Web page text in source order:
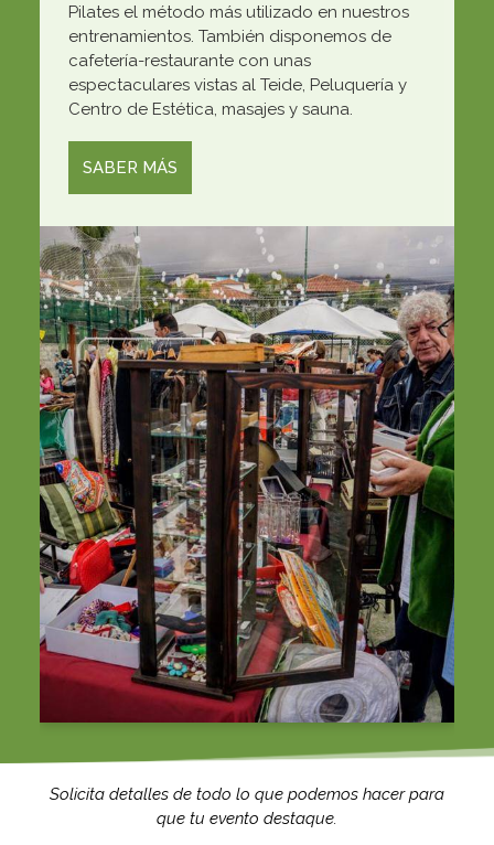
Pilates el método más utilizado en nuestros
entrenamientos. También disponemos de
cafetería-restaurante con unas
espectaculares vistas al Teide, Peluquería y
Centro de Estética, masajes y sauna.
SABER MÁS
Solicita detalles de todo lo que podemos hacer para
que tu evento destaque.